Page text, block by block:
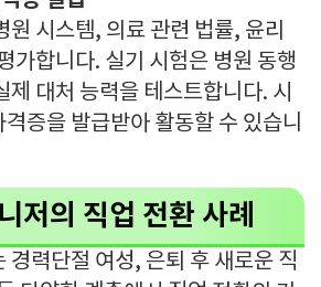
원 시스템, 의료 관련 법률, 윤리
가합니다. 실기 시험은 병원 동행
제 대처 능력을 테스트합니다. 시
증을 발급받아 활동할 수 있습니
저의 직업 전환 사례
경력단절 여성, 은퇴 후 새로운 직